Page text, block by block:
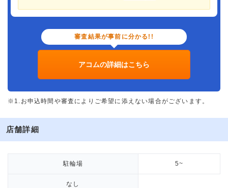
審査結果が事前に分かる!!
アコムの詳細はこちら
※1.お申込時間や審査によりご希望に添えない場合がございます。
店舗詳細
駐輪場 5~
なし